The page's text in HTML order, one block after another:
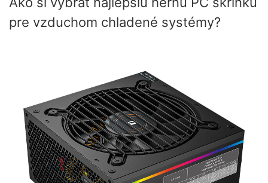
pre vzduchom chladené systémy?